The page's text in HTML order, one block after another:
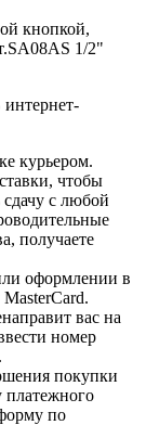
кнопкой,
1/2"
курьером.
чтобы
сдачу с любой
получаете
оформлении в
вас на
номер
покупки
платежного
по